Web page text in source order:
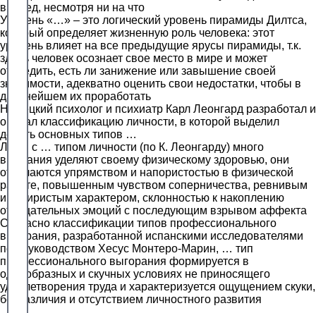
вперед, несмотря ни на что
Уровень «…» – это логический уровень пирамиды Дилтса,
который определяет жизненную роль человека: этот
уровень влияет на все предыдущие ярусы пирамиды, т.к.
здесь человек осознает свое место в мире и может
отследить, есть ли занижение или завышение своей
значимости, адекватно оценить свои недостатки, чтобы в
дальнейшем их проработать
Немецкий психолог и психиатр Карл Леонгард разработал и
описал классификацию личности, в которой выделил
десять основных типов …
Люди с … типом личности (по К. Леонгарду) много
внимания уделяют своему физическому здоровью, они
отличаются упрямством и напористостью в физической
работе, повышенным чувством соперничества, ревнивым
и задиристым характером, склонностью к накоплению
отрицательных эмоций с последующим взрывом аффекта
Согласно классификации типов профессионального
выгорания, разработанной испанскими исследователями
под руководством Хесус Монтеро-Марин, … тип
профессионального выгорания формируется в
однообразных и скучных условиях не приносящего
удовлетворения труда и характеризуется ощущением скуки,
безразличия и отсутствием личностного развития